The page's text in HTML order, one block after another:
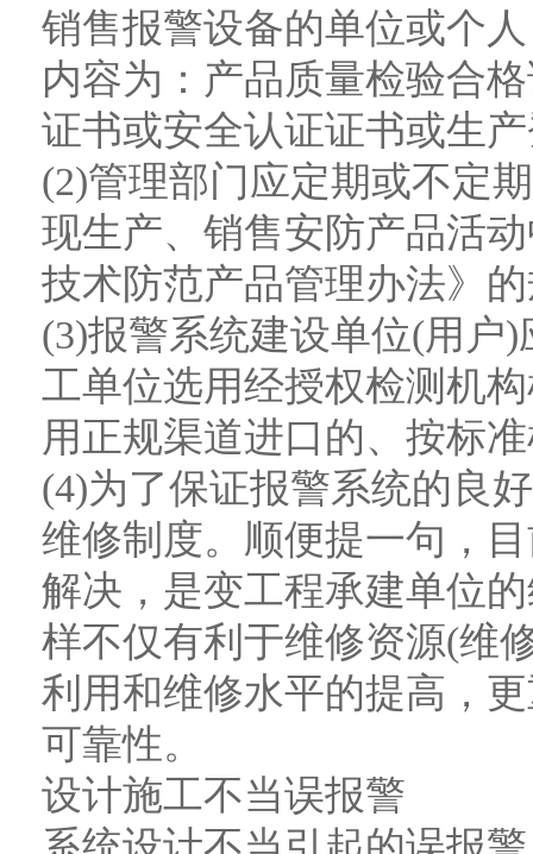
销售报警设备的单位或个
内容为：产品质量检验合
证书或安全认证证书或生
(2)管理部门应定期或不定
现生产、销售安防产品活
技术防范产品管理办法》
(3)报警系统建设单位(用户
工单位选用经授权检测机
用正规渠道进口的、按标
(4)为了保证报警系统的良
维修制度。顺便提一句，
解决，是变工程承建单位
样不仅有利于维修资源(维
利用和维修水平的提高，
可靠性。
设计施工不当误报警